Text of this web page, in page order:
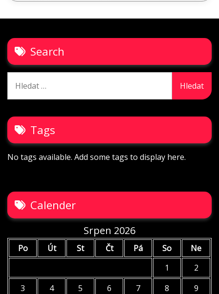
Search
Tags
No tags available. Add some tags to display here.
Calender
Srpen 2026
Po Út St Čt Pá So
Ne
1
2
3
4 5 6 7 8 9